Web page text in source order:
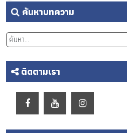
ค้นหาบทความ
ติดตามเรา